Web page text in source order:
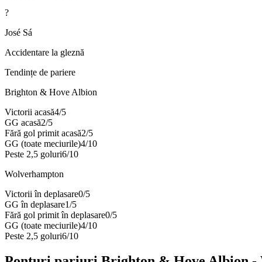
?
José Sá
Accidentare la gleznă
Tendințe de pariere
Brighton & Hove Albion
Victorii acasă4/5
GG acasă2/5
Fără gol primit acasă2/5
GG (toate meciurile)4/10
Peste 2,5 goluri6/10
Wolverhampton
Victorii în deplasare0/5
GG în deplasare1/5
Fără gol primit în deplasare0/5
GG (toate meciurile)4/10
Peste 2,5 goluri6/10